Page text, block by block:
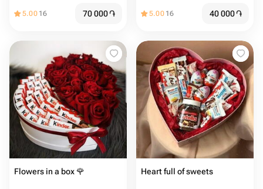
5.00 16 70 000֏ 5.00 16 40 000֏
Flowers in a box 🌹 Heart full of sweets